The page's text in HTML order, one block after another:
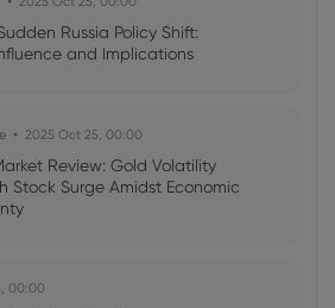
Russia Policy Shift:
and Implications
2025 Oct 25, 00:00
Review: Gold Volatility
Stock Surge Amidst Economic
00:00